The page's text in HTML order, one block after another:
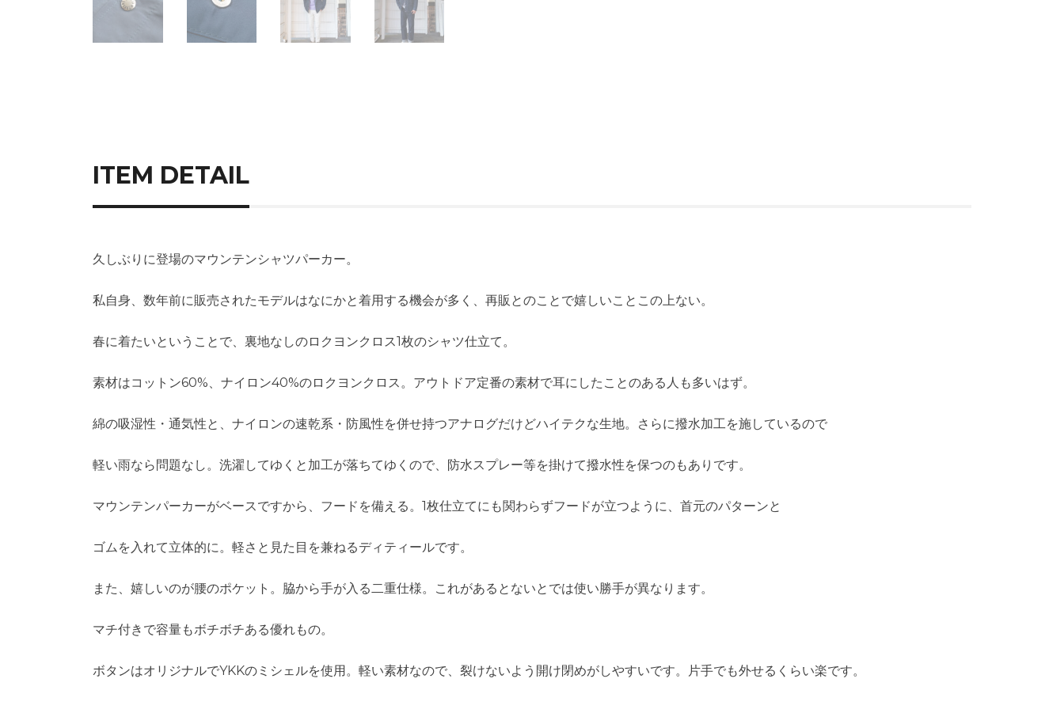
ITEM DETAIL
久しぶりに登場のマウンテンシャツパーカー。
私自身、数年前に販売されたモデルはなにかと着用する機会が多く、再販とのことで嬉しいことこの上ない。
春に着たいということで、裏地なしのロクヨンクロス1枚のシャツ仕立て。
素材はコットン60%、ナイロン40%のロクヨンクロス。アウトドア定番の素材で耳にしたことのある人も多いはず。
綿の吸湿性・通気性と、ナイロンの速乾系・防風性を併せ持つアナログだけどハイテクな生地。さらに撥水加工を施しているので
軽い雨なら問題なし。洗濯してゆくと加工が落ちてゆくので、防水スプレー等を掛けて撥水性を保つのもありです。
マウンテンパーカーがベースですから、フードを備える。1枚仕立てにも関わらずフードが立つように、首元のパターンと
ゴムを入れて立体的に。軽さと見た目を兼ねるディティールです。
また、嬉しいのが腰のポケット。脇から手が入る二重仕様。これがあるとないとでは使い勝手が異なります。
マチ付きで容量もボチボチある優れもの。
ボタンはオリジナルでYKKのミシェルを使用。軽い素材なので、裂けないよう開け閉めがしやすいです。片手でも外せるくらい楽です。